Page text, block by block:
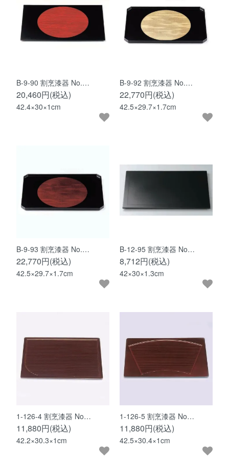
B-9-90 割烹漆器 No.…
20,460円(税込)
42.4×30×1cm
B-9-92 割烹漆器 No.…
22,770円(税込)
42.5×29.7×1.7cm
B-9-93 割烹漆器 No.…
22,770円(税込)
42.5×29.7×1.7cm
B-12-95 割烹漆器 No…
8,712円(税込)
42×30×1.3cm
1-126-4 割烹漆器 No…
11,880円(税込)
42.2×30.3×1cm
1-126-5 割烹漆器 No…
11,880円(税込)
42.5×30.4×1cm